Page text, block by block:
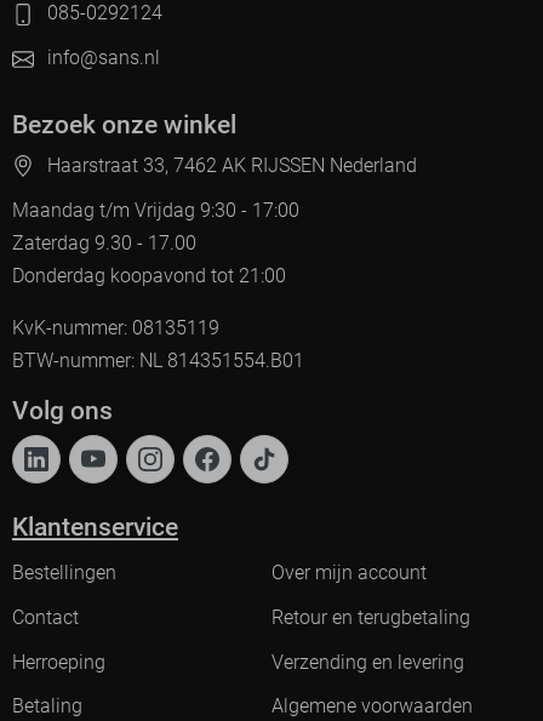
085-0292124
info@sans.nl
Bezoek onze winkel
Haarstraat 33, 7462 AK RIJSSEN Nederland
Maandag t/m Vrijdag 9:30 - 17:00
Zaterdag 9.30 - 17.00
Donderdag koopavond tot 21:00
KvK-nummer: 08135119
BTW-nummer: NL 814351554.B01
Volg ons
Klantenservice
Bestellingen
Over mijn account
Contact
Retour en terugbetaling
Herroeping
Verzending en levering
Betaling
Algemene voorwaarden